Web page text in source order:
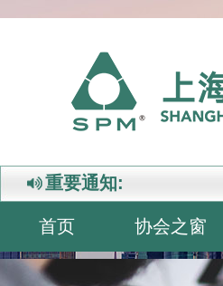
重要通知:
首页 协会之窗